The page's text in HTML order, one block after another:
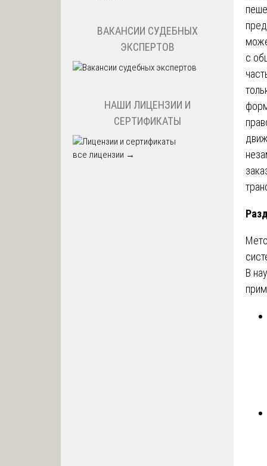
с
В
ВАКАНСИИ СУДЕБНЫХ
ЭКСПЕРТОВ
НАШИ ЛИЦЕНЗИИ И
СЕРТИФИКАТЫ
все лицензии →